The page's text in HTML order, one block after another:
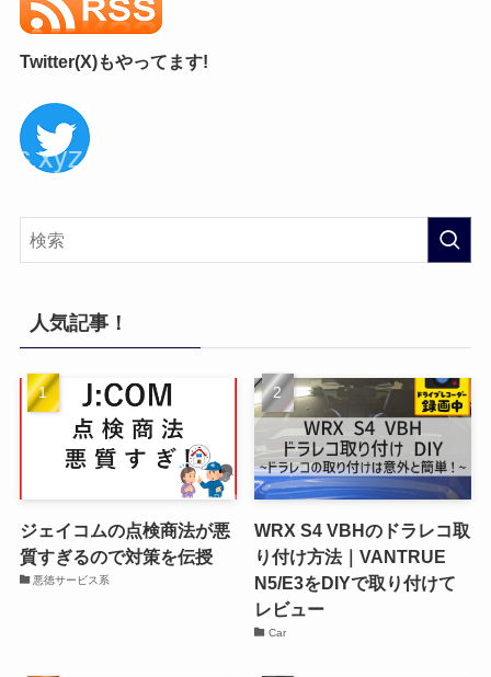
Twitter(X)もやってます!
人気記事！
ジェイコムの点検商法が悪
質すぎるので対策を伝授
悪徳サービス系
WRX S4 VBHのドラレコ取
り付け方法｜VANTRUE
N5/E3をDIYで取り付けて
レビュー
Car